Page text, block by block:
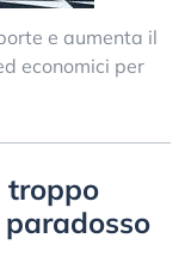
e aumenta il
economici per
troppo